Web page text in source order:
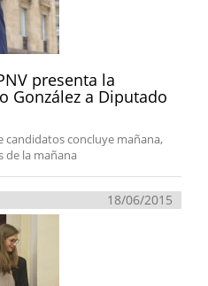
presenta la
González a Diputado
candidatos concluye mañana,
de la mañana
18/06/2015